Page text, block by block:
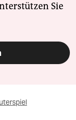
Sie